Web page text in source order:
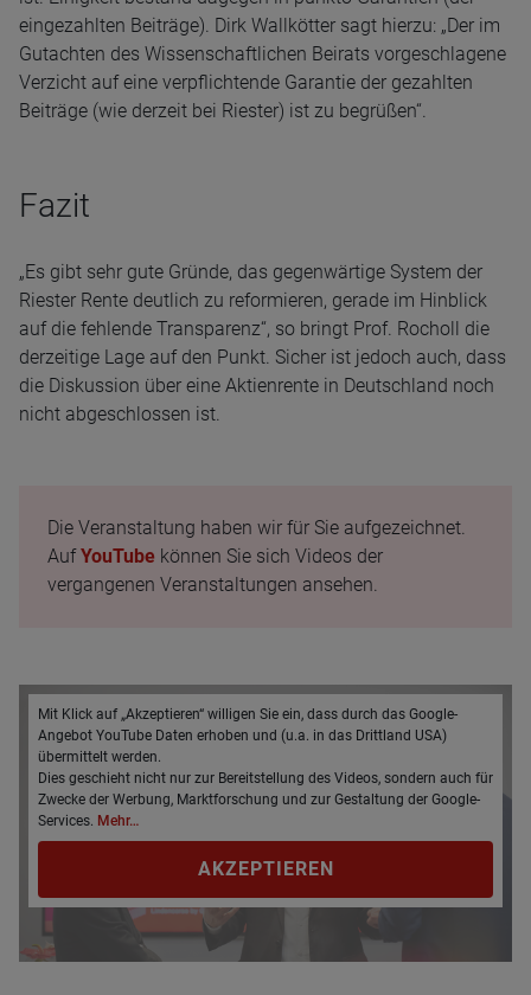
eingezahlten Beiträge). Dirk Wallkötter sagt hierzu: „Der im
Gutachten des Wissenschaftlichen Beirats vorgeschlagene
Verzicht auf eine verpflichtende Garantie der gezahlten
Beiträge (wie derzeit bei Riester) ist zu begrüßen“.
Fazit
„Es gibt sehr gute Gründe, das gegenwärtige System der
Riester Rente deutlich zu reformieren, gerade im Hinblick
auf die fehlende Transparenz“, so bringt Prof. Rocholl die
derzeitige Lage auf den Punkt. Sicher ist jedoch auch, dass
die Diskussion über eine Aktienrente in Deutschland noch
nicht abgeschlossen ist.
Die Veranstaltung haben wir für Sie aufgezeichnet.
AufYouTube können Sie sich Videos der
vergangenen Veranstaltungen ansehen.
Mit Klick auf „Akzeptieren“ willigen Sie ein, dass durch das Google-
Angebot YouTube Daten erhoben und (u.a. in das Drittland USA)
übermittelt werden.
Dies geschieht nicht nur zur Bereitstellung des Videos, sondern auch für
Zwecke der Werbung, Marktforschung und zur Gestaltung der Google-
Services. Mehr…
AKZEPTIEREN